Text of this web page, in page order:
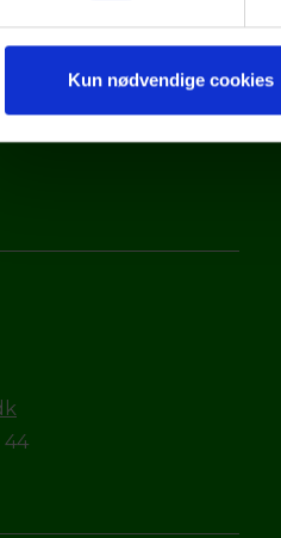
Kun nødvendige cookies
44